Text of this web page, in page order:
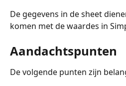
De gegevens in de sheet
komen met de waardes in
Aandachtspunten
De volgende punten zijn